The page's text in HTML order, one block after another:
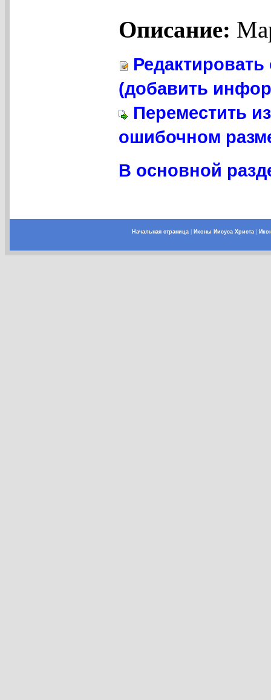
Описание:
(добавить
Переместить
ошибочном
В основной
Начальная страница| Иконы Иисуса Христа|